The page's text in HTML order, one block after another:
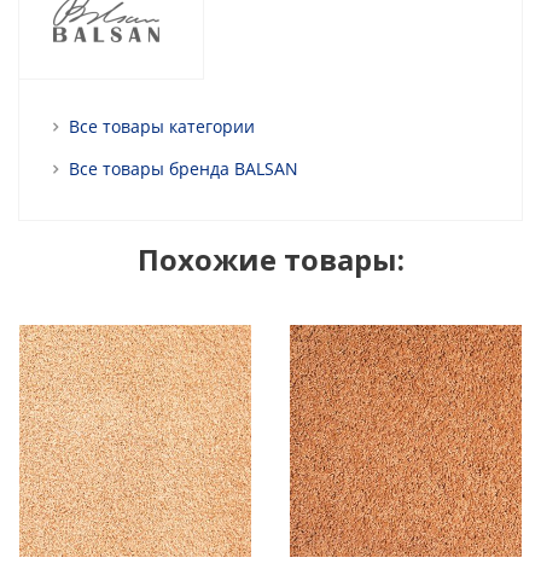
Все товары категории
Все товары бренда BALSAN
Похожие товары: